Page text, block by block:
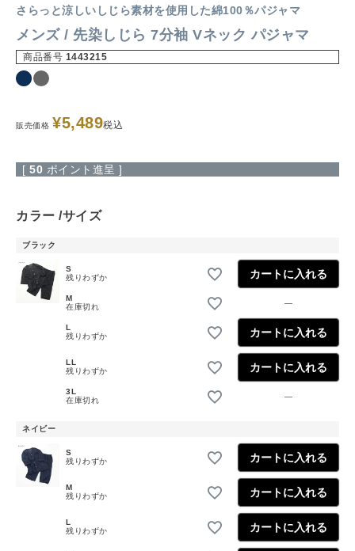
さらっと涼しいしじら素材を使用した綿100％パジャマ
メンズ / 先染しじら 7分袖 Vネック パジャマ
商品番号 1443215
販売価格 ¥5,489税込
[ 50 ポイント進呈 ]
カラー サイズ
ブラック
S
残りわずか
カートに入れる
M
在庫切れ
—
L
残りわずか
カートに入れる
LL
残りわずか
カートに入れる
3L
在庫切れ
—
ネイビー
S
残りわずか
カートに入れる
M
残りわずか
カートに入れる
L
残りわずか
カートに入れる